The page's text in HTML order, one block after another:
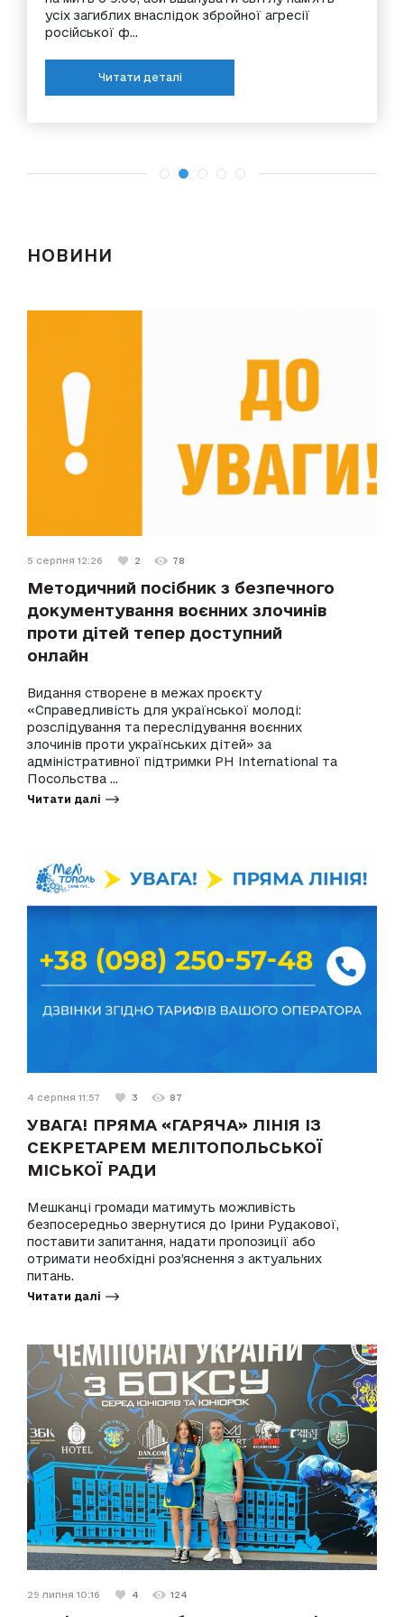
усіх загиблих внаслідок збройної агресії
російської ф...
Читати деталі
НОВИНИ
5 серпня 12:26 2 78
Методичний посібник з безпечного
документування воєнних злочинів
проти дітей тепер доступний
онлайн
Видання створене в межах проєкту
«Справедливість для української молоді:
розслідування та переслідування воєнних
злочинів проти українських дітей» за
адміністративної підтримки PH International та
Посольства ...
Читати далі
4 серпня 11:57 3 87
УВАГА! ПРЯМА «ГАРЯЧА» ЛІНІЯ ІЗ
СЕКРЕТАРЕМ МЕЛІТОПОЛЬСЬКОЇ
МІСЬКОЇ РАДИ
Мешканці громади матимуть можливість
безпосередньо звернутися до Ірини Рудакової,
поставити запитання, надати пропозиції або
отримати необхідні роз’яснення з актуальних
питань.
Читати далі
29 липня 10:16 4 124